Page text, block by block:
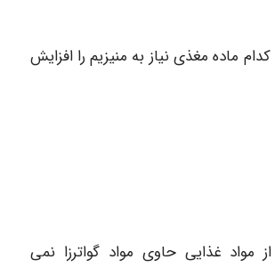
کدام ماده مغذی نیاز به منیزیم را افزایش
مواد غذایی حاوی مواد گواترزا نمی